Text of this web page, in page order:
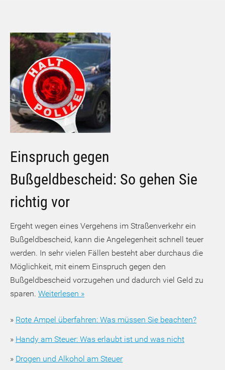
Einspruch gegen
Bußgeldbescheid: So gehen Sie
richtig vor
Ergeht wegen eines Vergehens im Straßenverkehr ein
Bußgeldbescheid, kann die Angelegenheit schnell teuer
werden. In sehr vielen Fällen besteht aber durchaus die
Möglichkeit, mit einem Einspruch gegen den
Bußgeldbescheid vorzugehen und dadurch viel Geld zu
sparen. Weiterlesen »
» Rote Ampel überfahren: Was müssen Sie beachten?
» Handy am Steuer: Was erlaubt ist und was nicht
» Drogen und Alkohol am Steuer